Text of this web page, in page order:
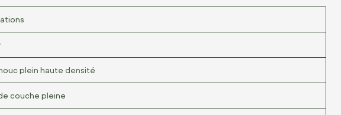
plein haute densité
couche pleine